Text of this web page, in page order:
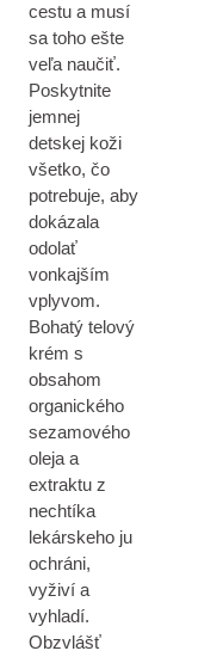
cestu a musí
sa toho ešte
veľa naučiť.
Poskytnite
jemnej
detskej koži
všetko, čo
potrebuje, aby
dokázala
odolať
vonkajším
vplyvom.
Bohatý telový
krém s
obsahom
organického
sezamového
oleja a
extraktu z
nechtíka
lekárskeho ju
ochráni,
vyživí a
vyhladí.
Obzvlášť